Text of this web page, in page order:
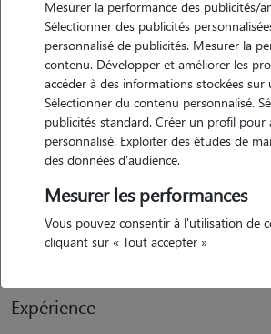
Motivation
nos enfants de 8 et 12 ans adorent les
n'avons pas à la maison par choix. le
donc un superbe compromis pour nous,
occasionnellement et rendre heureux nos
maison en semaine et week-ends lors de la
Expérience
Mesurer la performance des publicités/
Sélectionner des publicités
personnalisé de publicités. Mesurer la
contenu. Développer et améliorer les
accéder à des informations stockées sur
Sélectionner du contenu personnalisé.
publicités standard. Créer un profil pour
personnalisé. Exploiter des études de
des données d'audience.
Mesurer les performances
Vous pouvez consentir à l'utilisation de
cliquant sur « Tout accepter »